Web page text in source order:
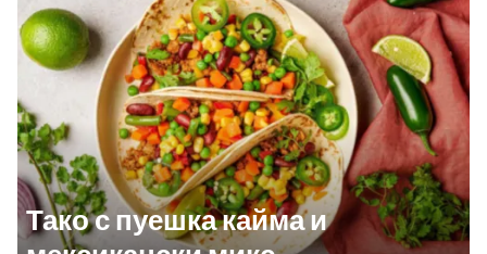
Тако с пуешка кайма и